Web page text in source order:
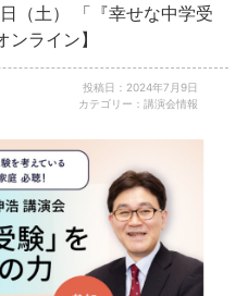
（土） 「『幸せな中学受
ライン】
投稿日：2024年7月9日
カテゴリー：講演会情報